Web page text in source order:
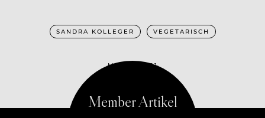
SANDRA KOLLEGER VEGETARISCH
MAI 19, 2021